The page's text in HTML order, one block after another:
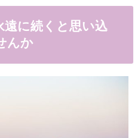
遠に続くと思い込
んか